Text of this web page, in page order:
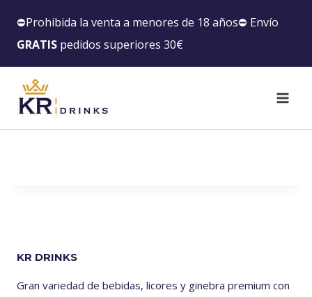
⛔️Prohibida la venta a menores de 18 años⛔️ Envío
GRATIS pedidos superiores 30€
KR DRINKS
Gran variedad de bebidas, licores y ginebra premium con